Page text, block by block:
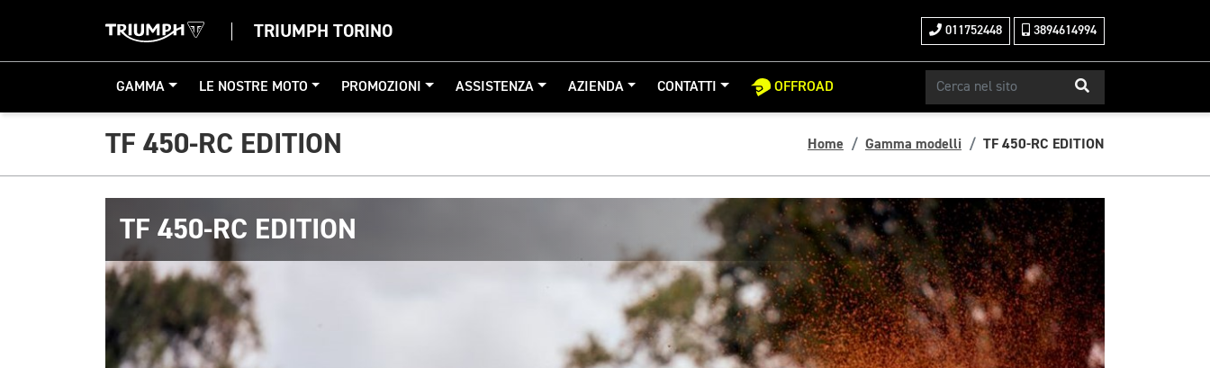
TRIUMPH TORINO 011752448 3894614994
GAMMA LE NOSTRE MOTO PROMOZIONI ASSISTENZA AZIENDA CONTATTI OFFROAD
TF 450-RC EDITION Home Gamma modelli TF 450-RC EDITION
TF 450-RC EDITION